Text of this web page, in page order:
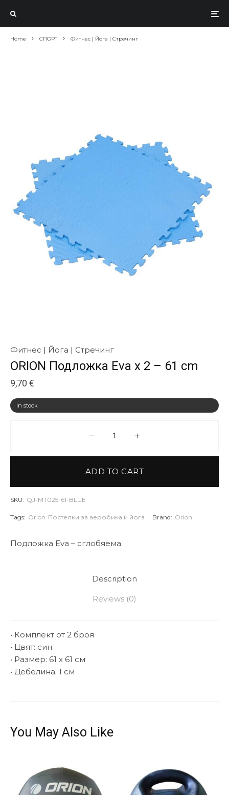
Home СПОРТ Фитнес | Йога | Стречинг
Фитнес | Йога | Стречинг
ORION Подложка Eva x 2 – 61 cm
9,70 €
Подложка Eva – сглобяема
In stock
ORION Подложка Eva x 2 - 61
ADD TO CART
SKU: QJ-MT025-61-BLUE
Tags: Orion Постелки за аеробика и йога Brand: Orion
Description
Reviews (0)
• Комплект от 2 броя
• Цвят: син
• Размер: 61 х 61 см
• Дебелина: 1 см
You May Also Like